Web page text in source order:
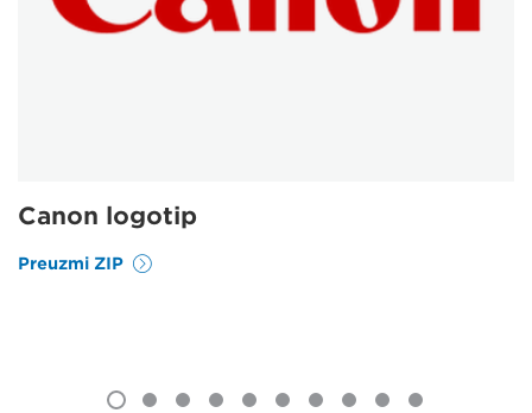
Canon logotip
Preuzmi ZIP